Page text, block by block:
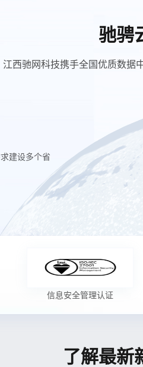
驰骋
江西驰网科技携手全国优质数据
建设多个省
信息安全管理认证
了解最新